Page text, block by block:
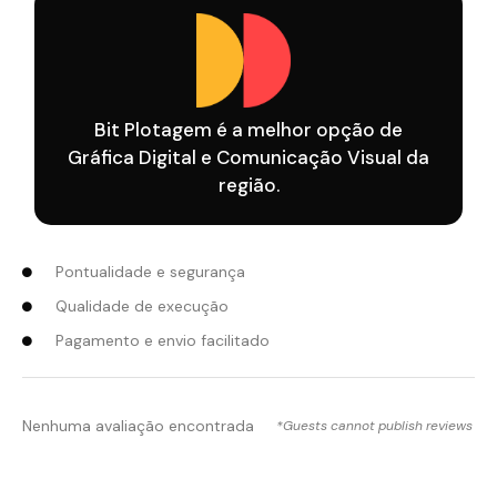
Bit Plotagem é a melhor opção de
Gráfica Digital e Comunicação Visual da
região.
Pontualidade e segurança
Qualidade de execução
Pagamento e envio facilitado
Nenhuma avaliação encontrada *Guests cannot publish reviews